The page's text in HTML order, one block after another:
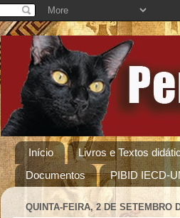
Início Livros e Textos
Documentos
PIBID IECD-
QUINTA-FEIRA, 2 DE SETEMBRO